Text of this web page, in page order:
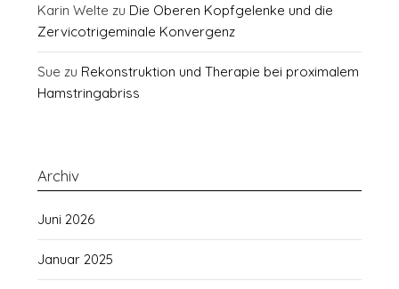
Karin Welte zu Die Oberen Kopfgelenke und die
Zervicotrigeminale Konvergenz
Sue zu Rekonstruktion und Therapie bei proximalem
Hamstringabriss
Archiv
Juni 2026
Januar 2025